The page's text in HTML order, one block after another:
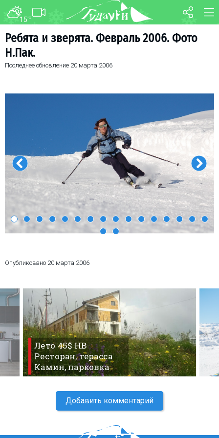
15°C
Ребята и зверята. Февраль 2006. Фото
Н.Пак.
Последнее обновление 20 марта 2006
Опубликовано 20 марта 2006
Лето 45$ HB
Ресторан, терасса
Камин, парковка
Добавить комментарий
ФОРУМ КАРТА
О курорте
Схема трасс
Дети в Гудаури
Развлечения
Календарь событий
Телеграм-канал
Гудаури
INFO
ПРОЖИВАНИЕ
Квартиры
Коттеджи
Отели
% Горячие предложения
Долгосрочная аренда
Казбеги
Другое
Визы и Документы